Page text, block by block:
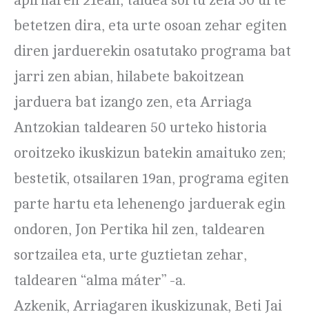
betetzen dira, eta urte osoan zehar egiten
diren jarduerekin osatutako programa bat
jarri zen abian, hilabete bakoitzean
jarduera bat izango zen, eta Arriaga
Antzokian taldearen 50 urteko historia
oroitzeko ikuskizun batekin amaituko zen;
bestetik, otsailaren 19an, programa egiten
parte hartu eta lehenengo jarduerak egin
ondoren, Jon Pertika hil zen, taldearen
sortzailea eta, urte guztietan zehar,
taldearen “alma máter” -a.
Azkenik, Arriagaren ikuskizunak, Beti Jai